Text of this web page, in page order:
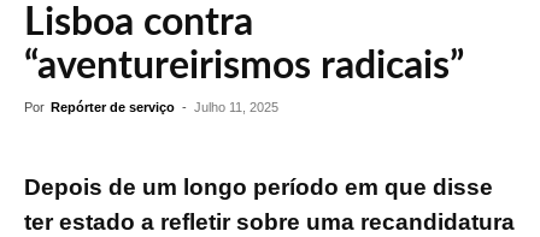
Lisboa contra
“aventureirismos radicais”
Por Repórter de serviço - Julho 11, 2025
Depois de um longo período em que disse
ter estado a refletir sobre uma recandidatura